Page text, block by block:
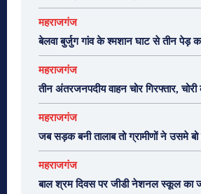
महराजगंज
बेलवा बुर्जुग गांव के श्मशान घाट से तीन पेड़
महराजगंज
तीन अंतरजनपदीय वाहन चोर गिरफ्तार, चोरी
महराजगंज
जब सड़क बनी तालाब तो ग्रामीणों ने उसमे बो
महराजगंज
बाल श्रम दिवस पर जीडी नेशनल स्कूल का